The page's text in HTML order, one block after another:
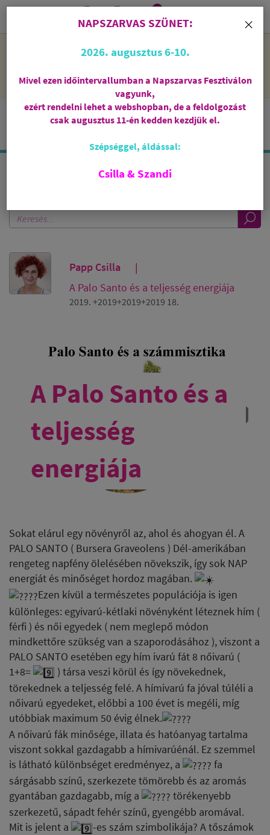
NAPSZARVAS SZÜNET: 2026. augusztus 6-10 - rendelni lehet
feldolgozni őket.
i
0
KERESÉS A BLOGBAN
Papp Csilla
A Palo Santo és a teljesség energiája
2019. +2019+2019+2019 18.
A Palo Santo és a
teljesség
energiája
Sokat elárul egy növényről az, ahol és ahogyan él. A
PALO SANTO ( Bursera Graveolens ) Dél-amerikában
rengeteg napfény ölelésében növekszik, így sok NAP
energiát és minőséget hordoz magában.
Ezen kívül a természetes populációja is igen
különleges: egyivarú-kétlaki növényként léteznek hím (
férfi ) és női egyedek ( nem meglepő módon
mindkettőre szükség van a szaporodásához ), viszont a
PALO SANTO esetében egy hím ivarú fát 8 nőivarú (
1+8=
) társa veszi körül és így növekednek,
törekednek a teljesség felé. A hímivarú fa jóval túléli a
nőivarú egyedeket, előbbi a 100 évet is megéli, míg
utóbbiak maximum 50 évig élnek.
A nőivarú fák minősége, illata és hatóanyag tartalma
viszont sokkal gazdagabb a hímivarúénál. Ez szemmel
is látható különbséget eredményez, a
fa
sárgásabb színű, szerkezete tömörebb és az aromás
gyantában gazdagabb, míg a
törékenyebb
szerkezetű, sápadt fehér színű, gyengébb aromával.
Mit is jelent a
-es szám szimbolikája? A tőszámok
×
NAPSZARVAS SZÜNET:
2026. augusztus 6-10.
Mivel ezen időintervallumban a Napszarvas Fesztiválon
vagyunk,
ezért rendelni lehet a webshopban, de a feldolgozást
csak augusztus 11-én kedden kezdjük el.
Szépséggel, áldással:
Csilla & Szandi